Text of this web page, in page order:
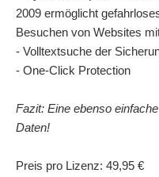
2009 ermöglicht
Besuchen von Websites
- Volltextsuche der
- One-Click Protection
Fazit: Eine ebenso
Daten!
Preis pro Lizenz: 49,95 €